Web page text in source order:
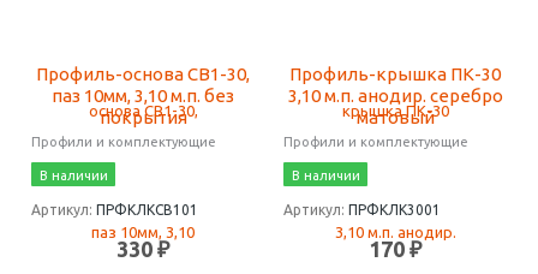
Профиль-основа СВ1-30,
паз 10мм, 3,10 м.п. без
покрытия
Профили и комплектующие
В наличии
Артикул: ПРФКЛКСВ101
330 ₽
Профиль-крышка ПК-30
3,10 м.п. анодир. серебро
матовый
Профили и комплектующие
В наличии
Артикул: ПРФКЛК3001
170 ₽